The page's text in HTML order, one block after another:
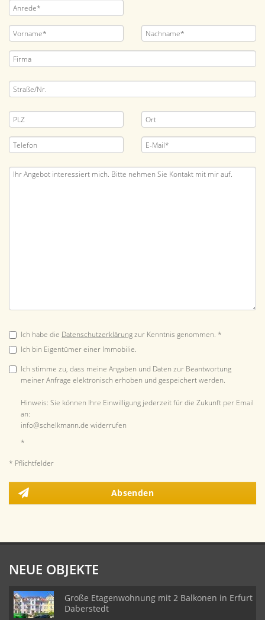
Ich habe die Datenschutzerklärungzur Kenntnis genommen. *
Ich bin Eigentümer einer Immobilie.
Ich stimme zu, dass meine Angaben und Daten zur Beantwortung
meiner Anfrage elektronisch erhoben und gespeichert werden.
Hinweis: Sie können Ihre Einwilligung jederzeit für die Zukunft per Email
an:
info@schelkmann.de widerrufen
*
* Pflichtfelder
Absenden
NEUE OBJEKTE
Große Etagenwohnung mit 2 Balkonen in Erfurt
Daberstedt